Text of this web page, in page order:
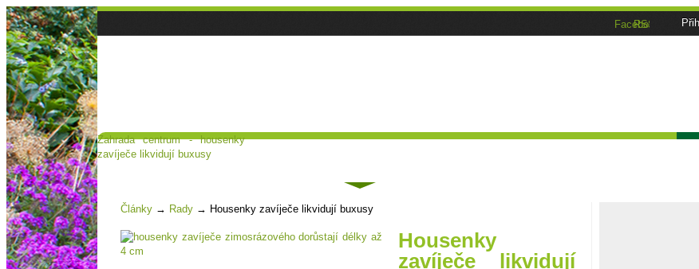
Facebook
RSS
Zahrada centrum - housenky
zavíječe likvidují buxusy
Hlavní strana Poradna a diskuse
Články → Rady → Housenky zavíječe likvidují buxusy
Housenky
zavíječe likvidují